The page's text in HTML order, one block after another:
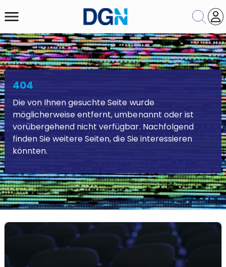
Themengebiet
Suche Zurücksetzen
menu
404
Die von Ihnen gesuchte Seite wurde
möglicherweise entfernt, umbenannt oder ist
vorübergehend nicht verfügbar. Nachfolgend
finden Sie weitere Seiten, die Sie interessieren
könnten.